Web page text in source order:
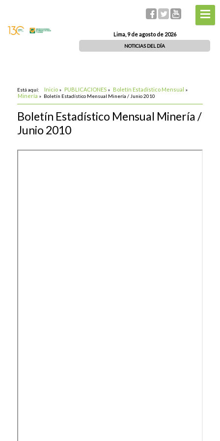
Lima, 9 de agosto de 2026
NOTICIAS DEL DÍA
Está aquí: Inicio » PUBLICACIONES » Boletín Estadístico Mensual »
Minería » Boletín Estadístico Mensual Minería / Junio 2010
Boletín Estadístico Mensual Minería /
Junio 2010